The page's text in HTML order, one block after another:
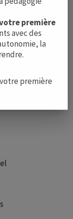
première
avec des
la
première